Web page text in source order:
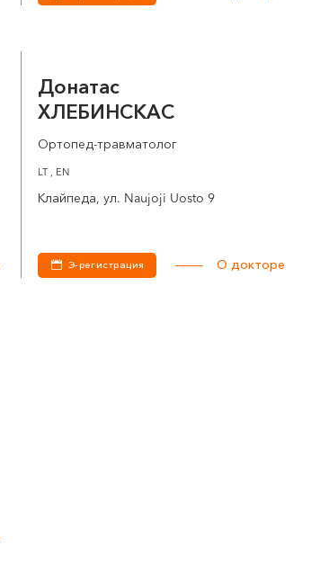
Донатас
ХЛЕБИНСКАС
Ортопед-травматолог
LT , EN
Клайпеда, ул. Naujoji Uosto 9
Э-регистрация О докторе